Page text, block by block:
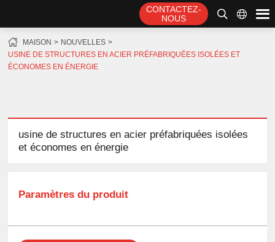
CONTACTEZ-
NOUS
MAISON
NOUVELLES
USINE DE STRUCTURES EN ACIER PRÉFABRIQUÉES ISOLÉES ET
ÉCONOMES EN ÉNERGIE
usine de structures en acier préfabriquées isolées
et économes en énergie
Paramètres du produit